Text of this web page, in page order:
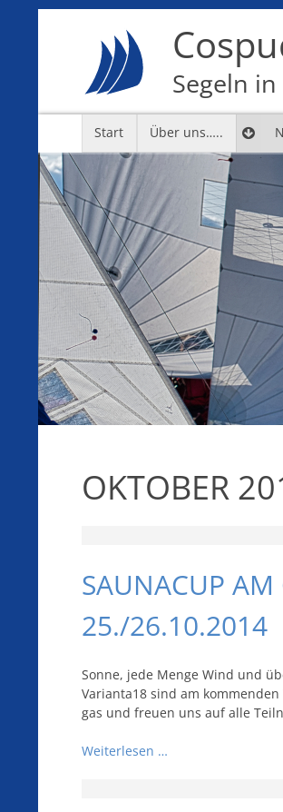
Segeln
Start Über uns…..
8 9 10 11 12
OKTOBER
SAUNACUP AM
25./26.10.2014
Sonne, jede Menge Wind und
Varianta18 sind am
gas und freuen uns auf alle
Weiterlesen …